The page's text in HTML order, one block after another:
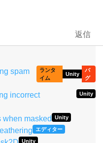
返信
spam
ランタ
イム
Unity
バ
グ
incorrect
Unity
when masked Unity
エディター
Unity